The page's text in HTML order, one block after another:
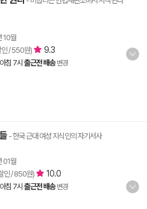
10월
인 / 550원) 9.3
침 7시 출근전 배송 변경
- 한국 근대 여성 지식인의 자기서사
01월
인 / 850원) 10.0
침 7시 출근전 배송 변경